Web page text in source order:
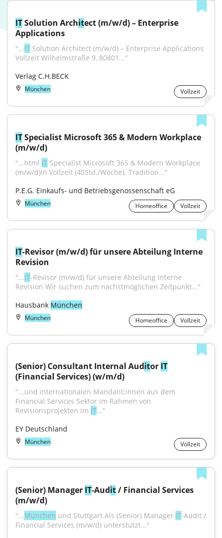
IT Solution Architect (m/w/d) – Enterprise
Applications
"...IT Solution Architect (m/w/d) – Enterprise Applications
Vollzeit Wilhelmstraße 9, 80801..."
Verlag C.H.BECK
München Vollzeit
IT Specialist Microsoft 365 & Modern Workplace
(m/w/d)
"...html IT Specialist Microsoft 365 & Modern Workplace
(m/w/d)in Vollzeit (40Std./Woche). Tradition..."
P.E.G. Einkaufs- und Betriebsgenossenschaft eG
München Homeoffice Vollzeit
IT-Revisor (m/w/d) für unsere Abteilung Interne
Revision
"...IT-Revisor (m/w/d) für unsere Abteilung Interne
Revision Wir suchen zum nächstmöglichen Zeitpunkt..."
Hausbank München
München Homeoffice Vollzeit
(Senior) Consultant Internal Auditor IT
(Financial Services) (w/m/d)
"...und internationalen Mandant:innen aus dem
Financial Services Sektor im Rahmen von
Revisionsprojekten im IT..."
EY Deutschland
München Vollzeit
(Senior) Manager IT-Audit / Financial Services
(m/w/d)
"...München und Stuttgart.Als (Senior) Manager IT-Audit /
Financial Services (m/w/d) unterstützt..."